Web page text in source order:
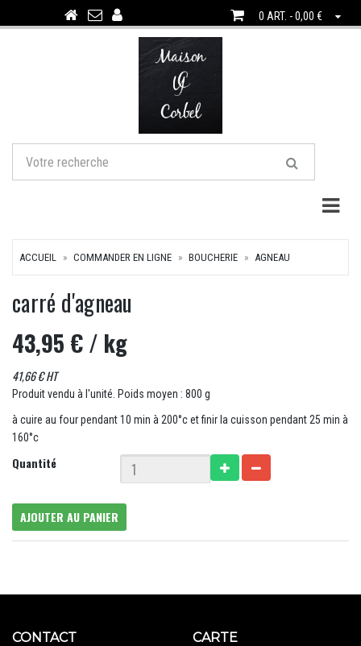
0 ART. - 0,00 €
ACCUEIL COMMANDER EN LIGNE BOUCHERIE AGNEAU
carré d'agneau
43,95 €/ kg
41,66 € HT
Produit vendu à l'unité. Poids moyen : 800 g
à cuire au four pendant 10 min à 200°c et finir la cuisson pendant 25 min à
160°c
Quantité
AJOUTER AU PANIER
CONTACT CARTE